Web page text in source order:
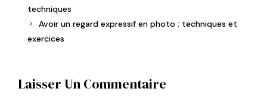
techniques
Avoir un regard expressif en photo : techniques et
exercices
Laisser Un Commentaire